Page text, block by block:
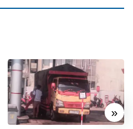
»